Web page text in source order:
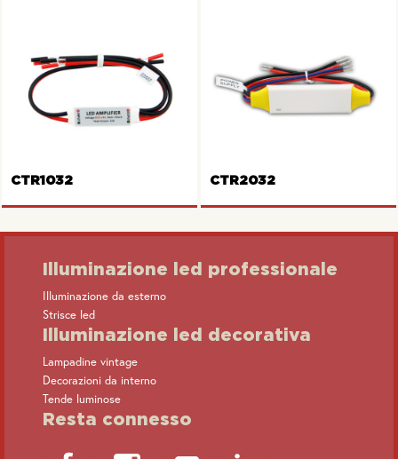
Mini amplificatore
monocanale
CTR1032 CTR2032
Illuminazione led professionale
Illuminazione da esterno
Strisce led
Illuminazione led decorativa
Lampadine vintage
Decorazioni da interno
Tende luminose
Resta connesso